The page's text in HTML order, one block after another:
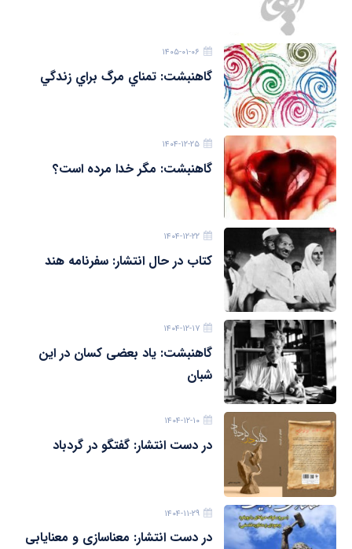
۱۴۰۵-۰۱-۰۶
گاهنبشت: تمناي مرگ براي زندگي
۱۴۰۴-۱۲-۲۵
گاهنبشت: مگر خدا مرده است؟
۱۴۰۴-۱۲-۲۲
کتاب در حال انتشار: سفرنامه هند
۱۴۰۴-۱۲-۱۷
گاهنبشت: یاد بعضی کسان در این
شبان
۱۴۰۴-۱۲-۱۰
در دست انتشار: گفتگو در گردباد
۱۴۰۴-۱۱-۲۹
در دست انتشار: معناسازی و معنایابی